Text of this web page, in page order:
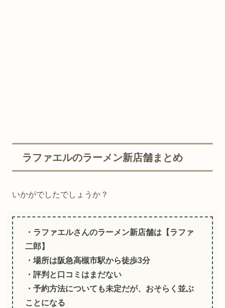
ラファエルのラーメン新店舗まとめ
いかがでしたでしょうか？
・ラファエルさんのラーメン新店舗は【ラファ
二郎】
・場所は阪急高槻市駅から徒歩3分
・評判と口コミはまだない
・予約方法についても未定だが、おそらく並ぶ
ことになる